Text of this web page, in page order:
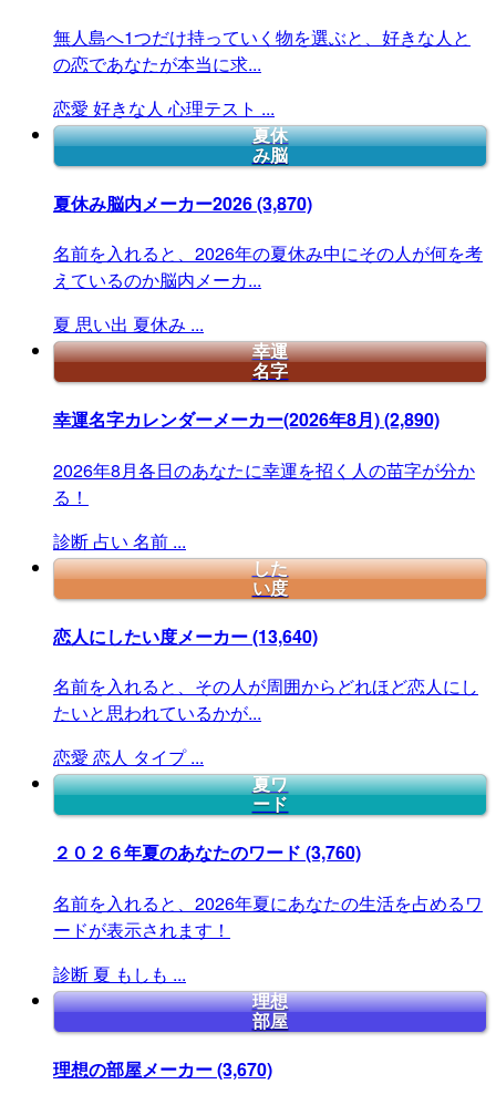
無人島へ1つだけ持っていく物を選ぶと、好きな人と
の恋であなたが本当に求...
恋愛 好きな人 心理テスト ...
夏休
み脳
夏休み脳内メーカー2026(3,870)
名前を入れると、2026年の夏休み中にその人が何を考
えているのか脳内メーカ...
夏 思い出 夏休み ...
幸運
名字
幸運名字カレンダーメーカー(2026年8月)(2,890)
2026年8月各日のあなたに幸運を招く人の苗字が分か
る！
診断 占い 名前 ...
した
い度
恋人にしたい度メーカー(13,640)
名前を入れると、その人が周囲からどれほど恋人にし
たいと思われているかが...
恋愛 恋人 タイプ ...
夏ワ
ード
２０２６年夏のあなたのワード (3,760)
名前を入れると、2026年夏にあなたの生活を占めるワ
ードが表示されます！
診断 夏 もしも ...
理想
部屋
理想の部屋メーカー(3,670)